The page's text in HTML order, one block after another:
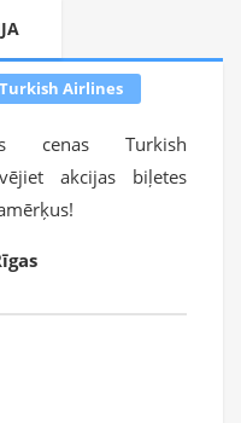
Turkish Airlines
cenas Turkish
akcijas biļetes